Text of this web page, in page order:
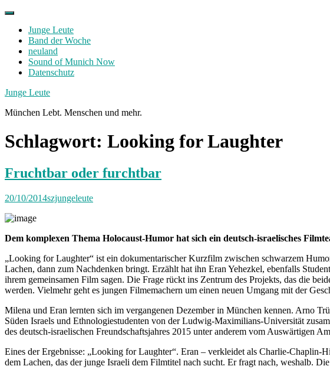
Skip
contentJunge Leute
Band der Woche
neuland
Sound of Munich Now
Datenschutz
Facebook
Twitter
Instagram
Junge Leute
München Lebt. Menschen und mehr.
Schlagwort: Looking for Laughter
Fruchtbar oder furchtbar
20/10/2014szjungeleute
Dem komplexen Thema Holocaust-Humor hat sich ein deutsch-israelisches
„Looking for Laughter“ ist ein dokumentarischer Kurzfilm zwischen schwarzem
Lachen, dann zum Nachdenken bringt. Erzählt hat ihn Eran Yehezkel, ebenfalls
ihrem gemeinsamen Film sagen. Die Frage rückt ins Zentrum des Projekts, das die
werden. Vielmehr geht es jungen Filmemachern um einen neuen Umgang mit der
Milena und Eran lernten sich im vergangenen Dezember in München kennen. Arno
Süden Israels und Ethnologiestudenten von der Ludwig-Maximilians-Universität
des deutsch-israelischen Freundschaftsjahres 2015 unter anderem vom Auswärtigen
Eines der Ergebnisse: „Looking for Laughter“. Eran – verkleidet als Charlie-Chaplin-
dem Lachen, das der junge Israeli dem Filmtitel nach sucht. Er fragt nach, weshalb.